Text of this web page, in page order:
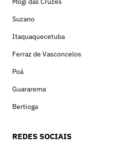
Suzano
Itaquaquecetuba
Ferraz de Vasconcelos
Poá
Guararema
Bertioga
REDES SOCIAIS